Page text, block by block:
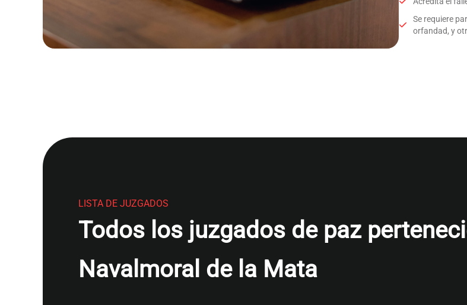
Se requiere
orfandad, y
LISTA DE JUZGADOS
Todos los juzgados de paz
Navalmoral de la Mata